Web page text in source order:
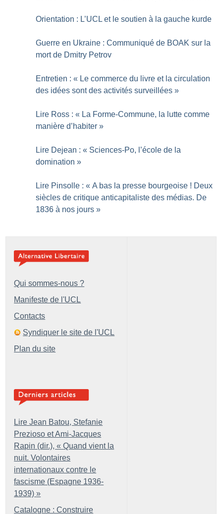
Orientation : L’UCL et le soutien à la gauche kurde
Guerre en Ukraine : Communiqué de BOAK sur la
mort de Dmitry Petrov
Entretien : « Le commerce du livre et la circulation
des idées sont des activités surveillées »
Lire Ross : « La Forme-Commune, la lutte comme
manière d’habiter »
Lire Dejean : « Sciences-Po, l’école de la
domination »
Lire Pinsolle : « A bas la presse bourgeoise ! Deux
siècles de critique anticapitaliste des médias. De
1836 à nos jours »
Qui sommes-nous ?
Manifeste de l'UCL
Contacts
Syndiquer le site de l'UCL
Plan du site
Lire Jean Batou, Stefanie
Prezioso et Ami-Jacques
Rapin (dir.), « Quand vient la
nuit. Volontaires
internationaux contre le
fascisme (Espagne 1936-
1939) »
Catalogne : Construire